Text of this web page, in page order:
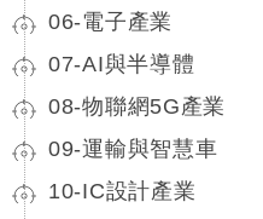
06-電子產業
07-AI與半導體
08-物聯網5G產業
09-運輸與智慧車
10-IC設計產業